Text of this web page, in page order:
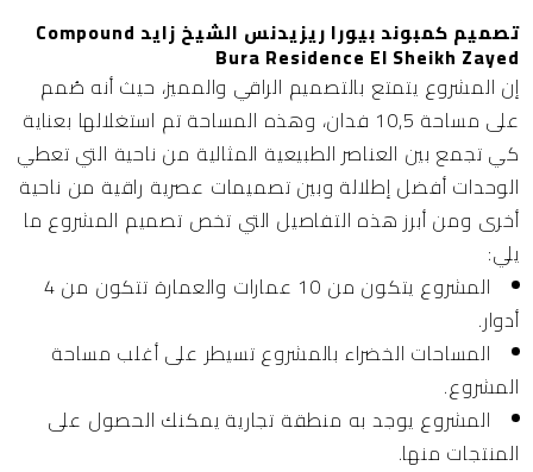
تصميم كمبوند بيورا ريزيدنس الشيخ زايد Compound
Bura Residence El Sheikh Zayed
إن المشروع يتمتع بالتصميم الراقي والمميز، حيث أنه صُمم
على مساحة 10,5 فدان، وهذه المساحة تم استغلالها بعناية
كي تجمع بين العناصر الطبيعية المثالية من ناحية التي تعطي
الوحدات أفضل إطلالة وبين تصميمات عصرية راقية من ناحية
أخرى ومن أبرز هذه التفاصيل التي تخص تصميم المشروع ما
يلي:
المشروع يتكون من 10 عمارات والعمارة تتكون من 4
أدوار.
المساحات الخضراء بالمشروع تسيطر على أغلب مساحة
المشروع.
المشروع يوجد به منطقة تجارية يمكنك الحصول على
المنتجات منها.